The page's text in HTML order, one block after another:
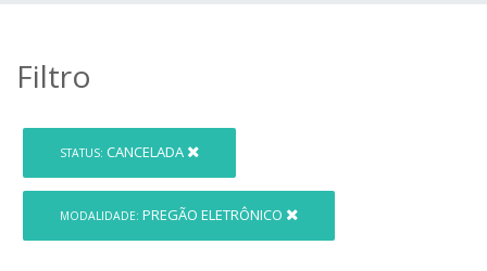
Filtro
STATUS: CANCELADA
MODALIDADE: PREGÃO ELETRÔNICO